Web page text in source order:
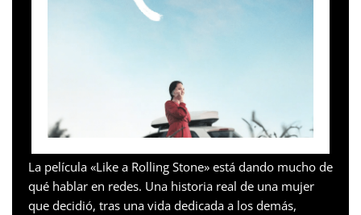
La película «Like a Rolling Stone» está dando mucho de
qué hablar en redes. Una historia real de una mujer
que decidió, tras una vida dedicada a los demás,